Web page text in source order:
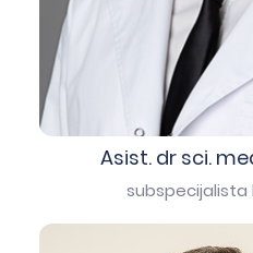
Asist. dr sci.
subspecijalista